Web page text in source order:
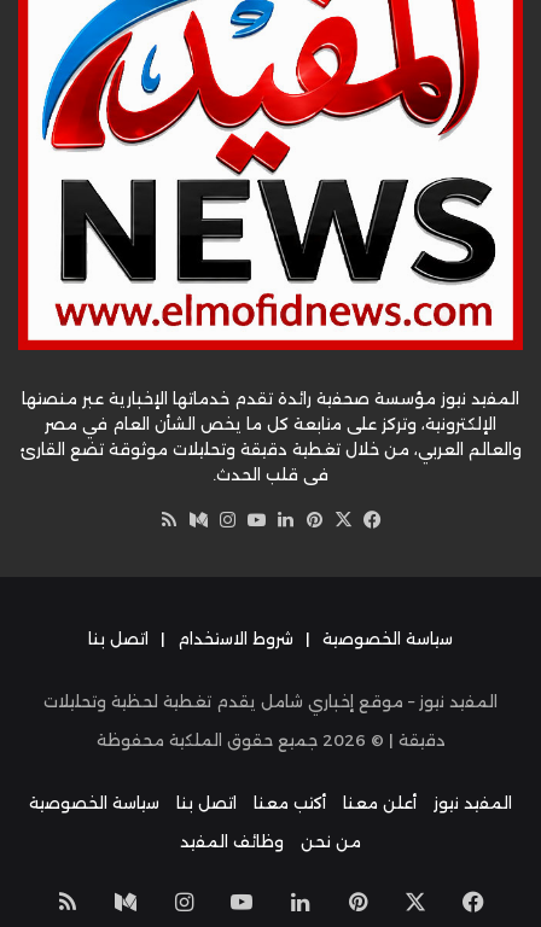
المفيد نيوز مؤسسة صحفية رائدة تقدم خدماتها الإخبارية عبر منصتها
الإلكترونية، وتركز على متابعة كل ما يخص الشأن العام في مصر
والعالم العربي، من خلال تغطية دقيقة وتحليلات موثوقة تضع القارئ
في قلب الحدث.
فيسبوك
‫X بينتيريست
لينكدإن‫YouTube
انستقرام
وسط
سياسة الخصوصية | شروط الاستخدام | اتصل بنا
المفيد نيوز – موقع إخباري شامل يقدم تغطية لحظية وتحليلات
دقيقة | © 2026 جميع حقوق الملكية محفوظة
المفيد نيوز أعلن معنا أكتب معنا اتصل بنا
سياسة الخصوصية
من نحن
وظائف المفيد
فيسبوك بينتيريست
لينكدإن‫YouTube
انستقراموسط